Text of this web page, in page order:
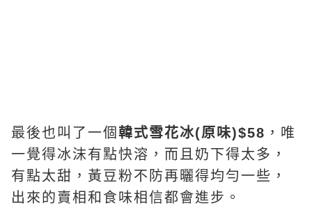
最後也叫了一個 韓式雪花冰(原味)$58 ，唯
一覺得冰沫有點快溶，而且奶下得太多，
有點太甜，黃豆粉不防再曬得均勻一些，
出來的賣相和食味相信都會進步。